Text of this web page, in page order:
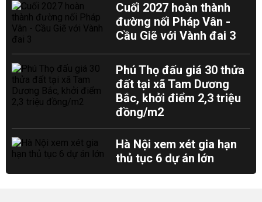
Cuối 2027 hoàn thành
đường nối Pháp Vân -
Cầu Giẽ với Vành đai 3
Phú Thọ đấu giá 30 thửa
đất tại xã Tam Dương
Bắc, khởi điểm 2,3 triệu
đồng/m2
Hà Nội xem xét gia hạn
thủ tục 6 dự án lớn